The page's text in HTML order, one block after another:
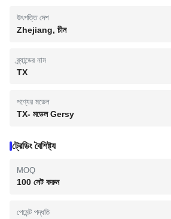
উৎপত্তি দেশ
Zhejiang, চীন
ব্র্যান্ডের নাম
TX
পণ্যের মডেল
TX- মডেল Gersy
ট্রেডিং বৈশিষ্ট্য
MOQ
100 সেট করুন
পেমেন্ট পদ্ধতি